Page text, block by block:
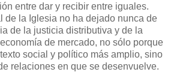
entre dar y recibir entre iguales.
de la Iglesia no ha dejado nunca de
de la justicia distributiva y de la
de mercado, no sólo porque
social y político más amplio, sino
relaciones en que se desenvuelve.